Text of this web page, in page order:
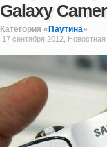
Galaxy
Категория « Паутина»
17 сентября 2012,